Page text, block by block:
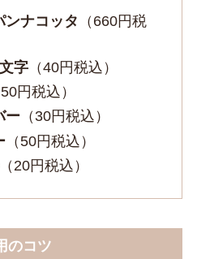
ンナコッタ
（660円税
字 （40円税込）
円税込）
ー （30円税込）
（50円税込）
（20円税込）
のコツ